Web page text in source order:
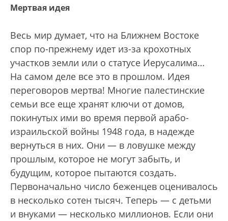
Мертвая идея
Весь мир думает, что на Ближнем Востоке
спор по-прежнему идет из-за крохотных
участков земли или о статусе Иерусалима…
На самом деле все это в прошлом. Идея
переговоров мертва! Многие палестинские
семьи все еще хранят ключи от домов,
покинутых ими во время первой арабо-
израильской войны 1948 года, в надежде
вернуться в них. Они — в ловушке между
прошлым, которое не могут забыть, и
будущим, которое пытаются создать.
Первоначально число беженцев оценивалось
в несколько сотен тысяч. Теперь — с детьми
и внуками — несколько миллионов. Если они